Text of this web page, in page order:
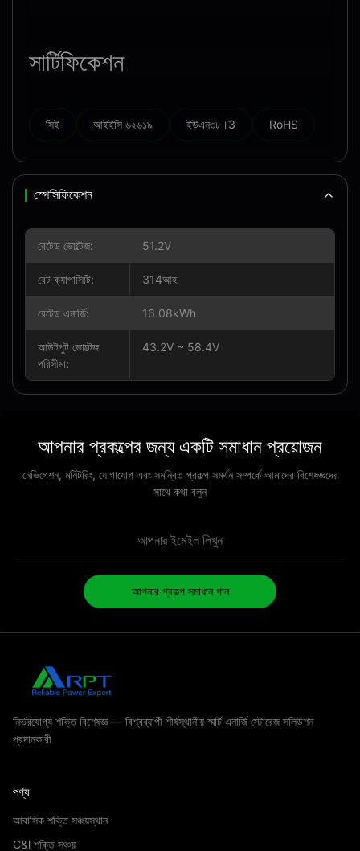
সার্টিফিকেশন
সিই আইইসি ৬২৬১৯ ইউএন৩৮।3 RoHS
স্পেসিফিকেশন
রেটেড ভোল্টেজ: 51.2V
রেট ক্যাপাসিটি: 314আহ
রেটেড এনার্জি: 16.08kWh
আউটপুট ভোল্টেজ
পরিসীমা:
43.2V ~ 58.4V
আপনার প্রকল্পের জন্য একটি সমাধান প্রয়োজন
নেভিগেশন, মনিটরিং, যোগাযোগ এবং সমন্বিত প্রকল্প সমর্থন সম্পর্কে আমাদের বিশেষজ্ঞদের
সাথে কথা বলুন
আপনার প্রকল্প সমাধান পান
নির্ভরযোগ্য শক্তি বিশেষজ্ঞ — বিশ্বব্যাপী শীর্ষস্থানীয় স্মার্ট এনার্জি স্টোরেজ সলিউশন
প্রদানকারী
পণ্য
আবাসিক শক্তি সঞ্চয়স্থান
C&l শক্তি সঞ্চয়